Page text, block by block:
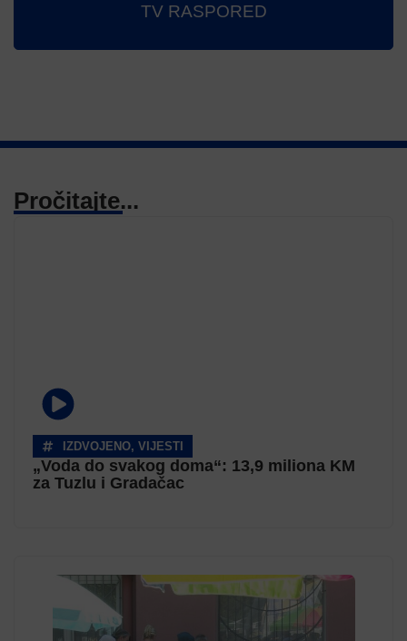
TV RASPORED
Pročitajte...
IZDVOJENO, VIJESTI
„Voda do svakog doma“: 13,9 miliona KM
za Tuzlu i Gradačac